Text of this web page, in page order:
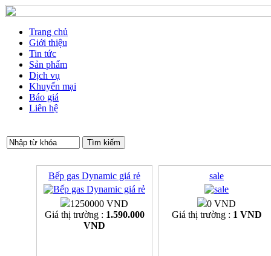
Trang chủ
Giới thiệu
Tin tức
Sản phẩm
Dịch vụ
Khuyến mại
Báo giá
Liên hệ
Bếp gas Dynamic giá rẻ
1250000 VND
Giá thị trường : 1.590.000
VND
sale
0 VND
Giá thị trường : 1 VND